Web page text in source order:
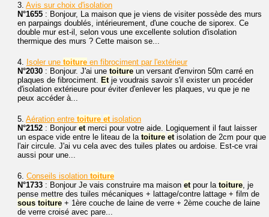
3. Avis sur choix d'isolation
N°1655 : Bonjour, La maison que je viens de visiter possède des murs
en parpaings doublés, intérieurement, d'une couche de siporex. Ce
double mur est-il, selon vous une excellente solution d'isolation
thermique des murs ? Cette maison se...
4. Isoler une toiture en fibrociment par l'extérieur
N°2030 : Bonjour. J'ai une toiture un versant d'environ 50m carré en
plaques de fibrociment. Etje voudrais savoir s'il exister un procéder
d'isolation extérieure pour éviter d'enlever les plaques, vu que je ne
peux accéder à...
5. Aération entre toiture etisolation
N°2152 : Bonjour etmerci pour votre aide. Logiquement il faut laisser
un espace vide entre le liteau de la toiture etisolation de 2cm pour que
l'air circule. J'ai vu cela avec des tuiles plates ou ardoise. Est-ce vrai
aussi pour une...
6. Conseils isolation toiture
N°1733 : Bonjour Je vais construire ma maison etpour la toiture, je
pense mettre des tuiles mécaniques + lattage/contre lattage + film de
sous toiture + 1ère couche de laine de verre + 2ème couche de laine
de verre croisé avec pare...